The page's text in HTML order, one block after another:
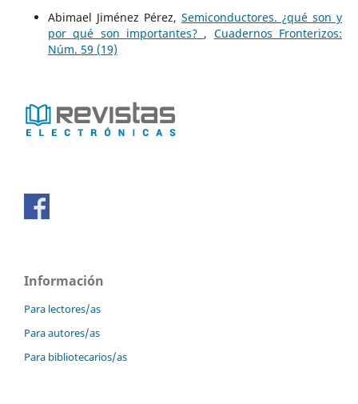
Abimael Jiménez Pérez, Semiconductores. ¿qué son y
por qué son importantes? , Cuadernos Fronterizos:
Núm. 59 (19)
Información
Para lectores/as
Para autores/as
Para bibliotecarios/as